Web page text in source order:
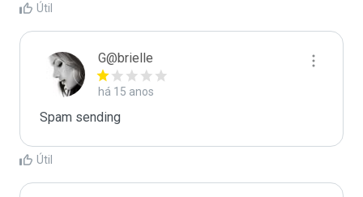
Útil
G@brielle
há 15 anos
Spam sending
Útil